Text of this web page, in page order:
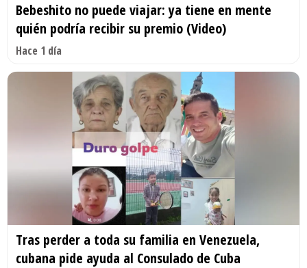
Bebeshito no puede viajar: ya tiene en mente
quién podría recibir su premio (Video)
Hace 1 día
Tras perder a toda su familia en Venezuela,
cubana pide ayuda al Consulado de Cuba